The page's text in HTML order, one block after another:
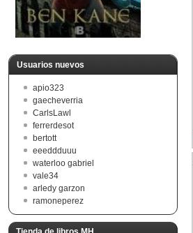
Usuarios nuevos
apio323
gaecheverria
CarlsLawl
ferrerdesot
bertott
eeeddduuu
waterloo gabriel
vale34
arledy garzon
ramoneperez